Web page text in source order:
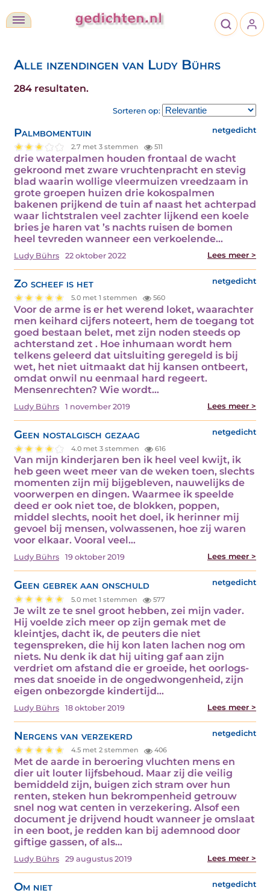
Alle inzendingen van Ludy Bührs
284 resultaten.
Sorteren op:
Palmbomentuin netgedicht
2.7 met 3 stemmen 511
drie waterpalmen houden frontaal de wacht
gekroond met zware vruchtenpracht en stevig
blad waarin wollige vleermuizen vreedzaam in
grote groepen huizen drie kokospalmen
bakenen prijkend de tuin af naast het achterpad
waar lichtstralen veel zachter lijkend een koele
bries je haren vat ’s nachts ruisen de bomen
heel tevreden wanneer een verkoelende…
Ludy Bührs 22 oktober 2022 Lees meer >
Zo scheef is het netgedicht
5.0 met 1 stemmen 560
Voor de arme is er het werend loket, waarachter
men keihard cijfers noteert, hem de toegang tot
goed bestaan belet, met zijn noden steeds op
achterstand zet . Hoe inhumaan wordt hem
telkens geleerd dat uitsluiting geregeld is bij
wet, het niet uitmaakt dat hij kansen ontbeert,
omdat onwil nu eenmaal hard regeert.
Mensenrechten? Wie wordt…
Ludy Bührs 1 november 2019 Lees meer >
Geen nostalgisch gezaag netgedicht
4.0 met 3 stemmen 616
Van mijn kinderjaren ben ik heel veel kwijt, ik
heb geen weet meer van de weken toen, slechts
momenten zijn mij bijgebleven, nauwelijks de
voorwerpen en dingen. Waarmee ik speelde
deed er ook niet toe, de blokken, poppen,
middel slechts, nooit het doel, ik herinner mij
gevoel bij mensen, volwassenen, hoe zij waren
voor elkaar. Vooral veel…
Ludy Bührs 19 oktober 2019 Lees meer >
Geen gebrek aan onschuld netgedicht
5.0 met 1 stemmen 577
Je wilt ze te snel groot hebben, zei mijn vader.
Hij voelde zich meer op zijn gemak met de
kleintjes, dacht ik, de peuters die niet
tegenspreken, die hij kon laten lachen nog om
niets. Nu denk ik dat hij uiting gaf aan zijn
verdriet om afstand die er groeide, het oorlogs-
mes dat snoeide in de ongedwongenheid, zijn
eigen onbezorgde kindertijd…
Ludy Bührs 18 oktober 2019 Lees meer >
Nergens van verzekerd netgedicht
4.5 met 2 stemmen 406
Met de aarde in beroering vluchten mens en
dier uit louter lijfsbehoud. Maar zij die veilig
bemiddeld zijn, buigen zich stram over hun
renten, steken hun bekrompenheid getrouw
snel nog wat centen in verzekering. Alsof een
document je drijvend houdt wanneer je omslaat
in een boot, je redden kan bij ademnood door
giftige gassen, of als…
Ludy Bührs 29 augustus 2019 Lees meer >
Om niet netgedicht